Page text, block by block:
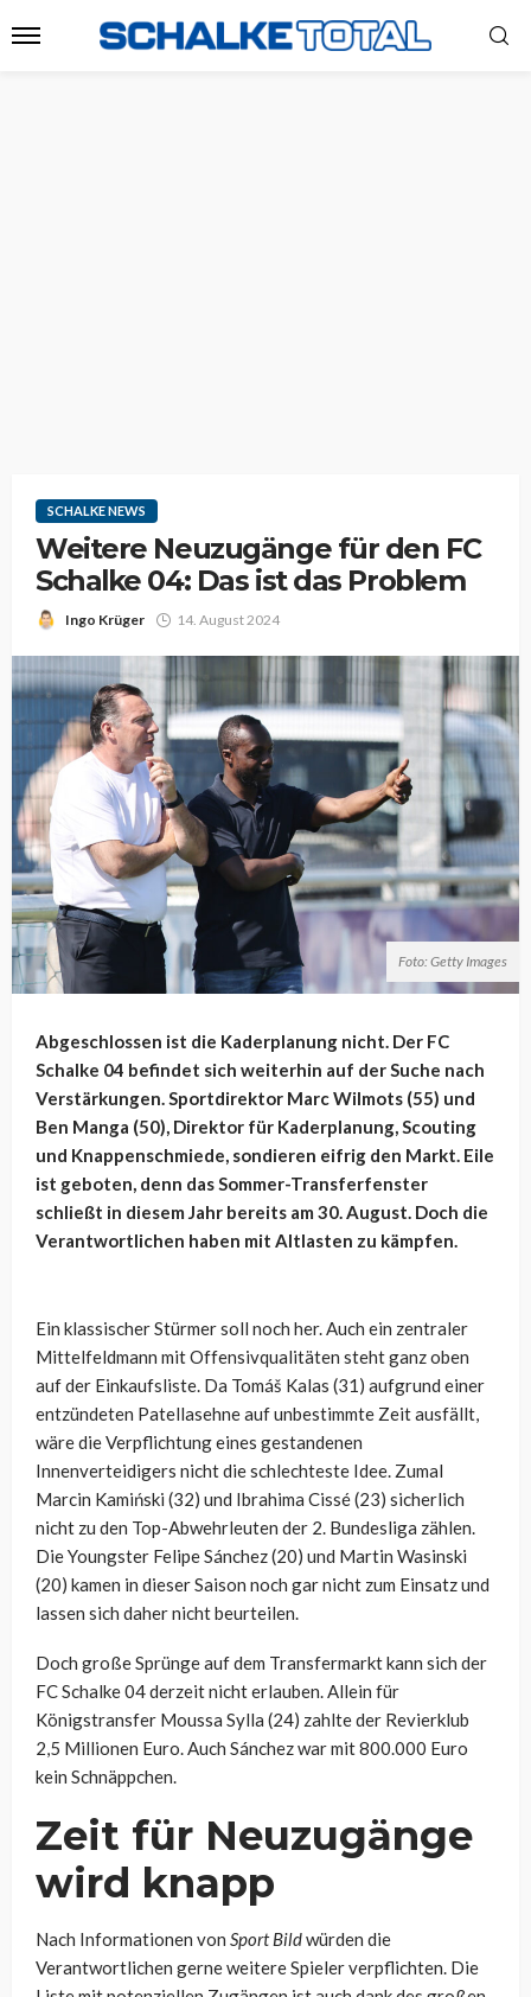
SCHALKE NEWS
Weitere Neuzugänge für den FC
Schalke 04: Das ist das Problem
Ingo Krüger 14. August 2024
Foto: Getty Images
Abgeschlossen ist die Kaderplanung nicht. Der FC
Schalke 04 befindet sich weiterhin auf der Suche nach
Verstärkungen. Sportdirektor Marc Wilmots (55) und
Ben Manga (50), Direktor für Kaderplanung, Scouting
und Knappenschmiede, sondieren eifrig den Markt. Eile
ist geboten, denn das Sommer-Transferfenster
schließt in diesem Jahr bereits am 30. August. Doch die
Verantwortlichen haben mit Altlasten zu kämpfen.
Ein klassischer Stürmer soll noch her. Auch ein zentraler
Mittelfeldmann mit Offensivqualitäten steht ganz oben
auf der Einkaufsliste. Da Tomáš Kalas (31) aufgrund einer
entzündeten Patellasehne auf unbestimmte Zeit ausfällt,
wäre die Verpflichtung eines gestandenen
Innenverteidigers nicht die schlechteste Idee. Zumal
Marcin Kamiński (32) und Ibrahima Cissé (23) sicherlich
nicht zu den Top-Abwehrleuten der 2. Bundesliga zählen.
Die Youngster Felipe Sánchez (20) und Martin Wasinski
(20) kamen in dieser Saison noch gar nicht zum Einsatz und
lassen sich daher nicht beurteilen.
Doch große Sprünge auf dem Transfermarkt kann sich der
FC Schalke 04 derzeit nicht erlauben. Allein für
Königstransfer Moussa Sylla (24) zahlte der Revierklub
2,5 Millionen Euro. Auch Sánchez war mit 800.000 Euro
kein Schnäppchen.
Zeit für Neuzugänge
wird knapp
Nach Informationen von Sport Bildwürden die
Verantwortlichen gerne weitere Spieler verpflichten. Die